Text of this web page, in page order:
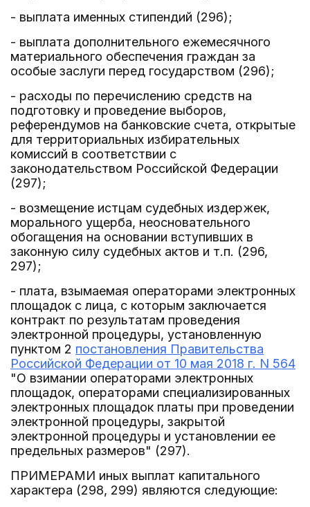
- выплата именных стипендий (296);
- выплата дополнительного ежемесячного
материального обеспечения граждан за
особые заслуги перед государством (296);
- расходы по перечислению средств на
подготовку и проведение выборов,
референдумов на банковские счета, открытые
для территориальных избирательных
комиссий в соответствии с
законодательством Российской Федерации
(297);
- возмещение истцам судебных издержек,
морального ущерба, неосновательного
обогащения на основании вступивших в
законную силу судебных актов и т.п. (296,
297);
- плата, взымаемая операторами электронных
площадок с лица, с которым заключается
контракт по результатам проведения
электронной процедуры, установленную
пунктом 2 постановления Правительства
Российской Федерации от 10 мая 2018 г. N 564
"О взимании операторами электронных
площадок, операторами специализированных
электронных площадок платы при проведении
электронной процедуры, закрытой
электронной процедуры и установлении ее
предельных размеров" (297).
ПРИМЕРАМИ иных выплат капитального
характера (298, 299) являются следующие: